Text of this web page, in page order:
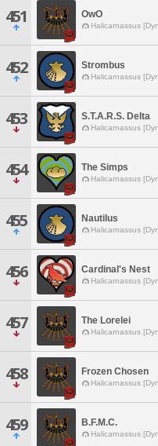
451 OwO
Halicarnassus
452 Strombus
Halicarnassus
453 S.T.A.R.S. Delta
Halicarnassus
454 The Simps
Halicarnassus
455 Nautilus
Halicarnassus
456 Cardinal's Nest
Halicarnassus
457 The Lorelei
Halicarnassus
458 Frozen Chosen
Halicarnassus
459 B.F.M.C.
Halicarnassus